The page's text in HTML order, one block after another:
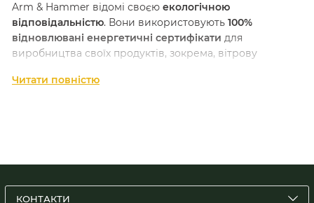
Arm & Hammer відомі своєю екологічною
відповідальністю. Вони використовують 100%
відновлювані енергетичні сертифікати для
виробництва своїх продуктів, зокрема, вітрову
Дезодоранти
Читати повністю
КОНТАКТИ